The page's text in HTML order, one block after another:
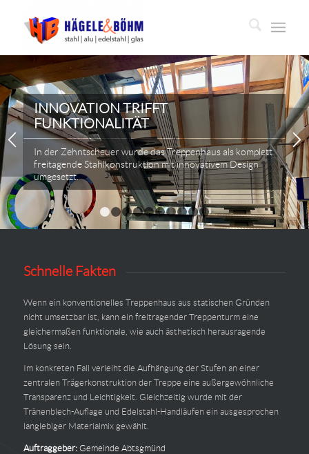
1 2 3 4 5 6 7 8 9 10
INNOVATION TRIFFT
FUNKTIONALITÄT
In der Zehntscheuer wurde das Treppenhaus als komplett
freitagende Stahlkonstruktion mit innovativem Design
umgesetzt.
Schnelle Fakten
Wenn ein konventionelles Treppenhaus aus statischen Gründen
nicht umsetzbar ist, kann ein freitragender Treppenturm eine
gleichermaßen funktionale, wie auch ästhetisch herausragende
Lösung sein.
Im konkreten Fall verleiht die Aufhängung der Stufen an einer
zentralen Trägerkonstruktion der Treppe eine außergewöhnliche
Transparenz und Leichtigkeit. Gleichzeitig wurde mit der
Tränenblech-Auflage und Edelstahl-Handläufen ein ausgesprochen
langlebiger Materialmix gewählt.
Auftraggeber: Gemeinde Abtsgmünd